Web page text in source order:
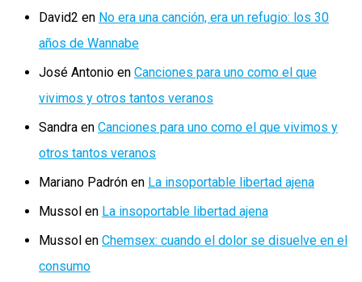
David2 en No era una canción, era un refugio: los 30
años de Wannabe
José Antonio en Canciones para uno como el que
vivimos y otros tantos veranos
Sandra en Canciones para uno como el que vivimos y
otros tantos veranos
Mariano Padrón en La insoportable libertad ajena
Mussol en La insoportable libertad ajena
Mussol en Chemsex: cuando el dolor se disuelve en el
consumo